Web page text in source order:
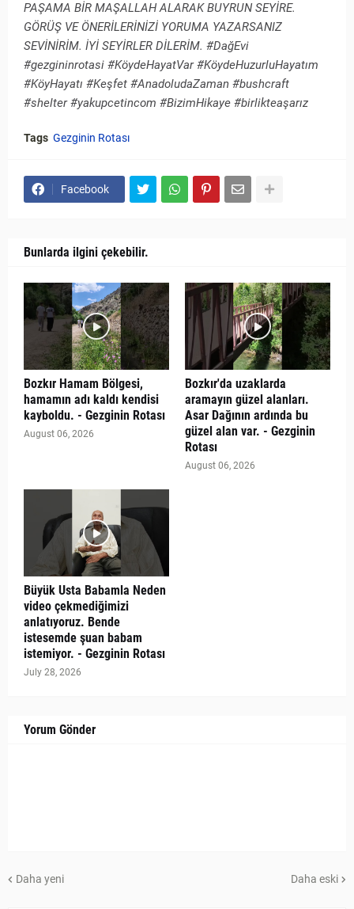
PAŞAMA BİR MAŞALLAH ALARAK BUYRUN SEYİRE.
GÖRÜŞ VE ÖNERİLERİNİZİ YORUMA YAZARSANIZ
SEVİNİRİM. İYİ SEYİRLER DİLERİM. #DağEvi
#gezgininrotasi #KöydeHayatVar #KöydeHuzurluHayatım
#KöyHayatı #Keşfet #AnadoludaZaman #bushcraft
#shelter #yakupcetincom #BizimHikaye #birlikteaşarız
Tags Gezginin Rotası
Facebook
Bunlarda ilgini çekebilir.
Bozkır Hamam Bölgesi,
hamamın adı kaldı kendisi
kayboldu. - Gezginin Rotası
August 06, 2026
Bozkır'da uzaklarda
aramayın güzel alanları.
Asar Dağının ardında bu
güzel alan var. - Gezginin
Rotası
August 06, 2026
Büyük Usta Babamla Neden
video çekmediğimizi
anlatıyoruz. Bende
istesemde şuan babam
istemiyor. - Gezginin Rotası
July 28, 2026
Yorum Gönder
Daha yeni Daha eski